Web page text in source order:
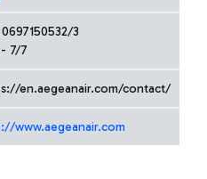
3
7/7
en.aegeanair.com/contact/
www.aegeanair.com